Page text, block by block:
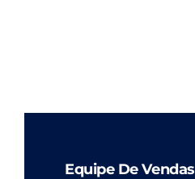
Equipe De Vendas